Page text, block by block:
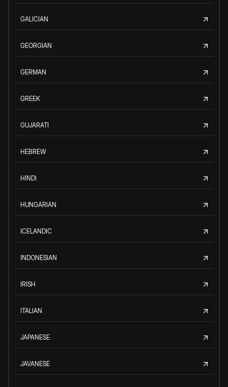
GALICIAN
GEORGIAN
GERMAN
GREEK
GUJARATI
HEBREW
HINDI
HUNGARIAN
ICELANDIC
INDONESIAN
IRISH
ITALIAN
JAPANESE
JAVANESE